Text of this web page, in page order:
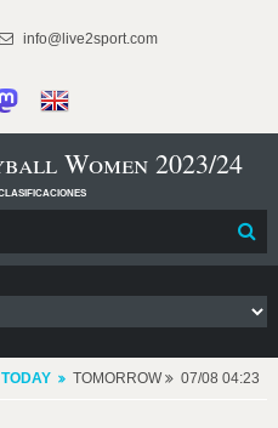
info@live2sport.com
Women 2023/24
TODAY TOMORROW 07/08 04:23